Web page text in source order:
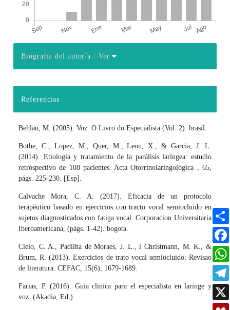
Biografía del autor/a/ Ver
Referencias
Behlau, M. (2005). Voz. O Livro do Especialista (Vol. 2). brasil.
Bothe, C., Lopez, M., Quer, M., Leon, X., & Garcia, J. L.
(2014). Etiología y tratamiento de la parálisis laríngea: estudio
retrospectivo de 108 pacientes. Acta Otorrinolaringológica , 65,
págs. 225-230. [Esp].
Calvache Mora, C. A. (2017). Eficacia de un protocolo
terapéutico basado en ejercicios con tracto vocal semiocluido en
sujetos diagnosticados con fatiga vocal. Corporacion Universitaria
Iberoamericana, (págs. 1-42). bogota.
Cielo, C. A., Padilha de Moraes, J. L., i Christmann, M. K., &
Brum, R. (2013). Exercicios de trato vocal semiocluido: Revisao
de literatura. CEFAC, 15(6), 1679-1689.
Farias, P. (2016). Guia clinica para el especialista en laringe y
voz. (Akadia, Ed.)